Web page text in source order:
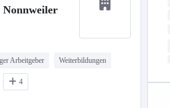
Nonnweiler
Arbeitgeber Weiterbildungen
4